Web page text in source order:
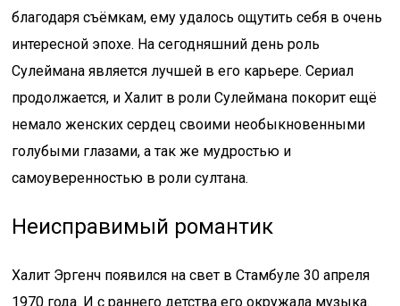
благодаря съёмкам, ему удалось ощутить себя в очень
интересной эпохе. На сегодняшний день роль
Сулеймана является лучшей в его карьере. Сериал
продолжается, и Халит в роли Сулеймана покорит ещё
немало женских сердец своими необыкновенными
голубыми глазами, а так же мудростью и
самоуверенностью в роли султана.
Неисправимый романтик
Халит Эргенч появился на свет в Стамбуле 30 апреля
1970 года. И с раннего детства его окружала музыка.